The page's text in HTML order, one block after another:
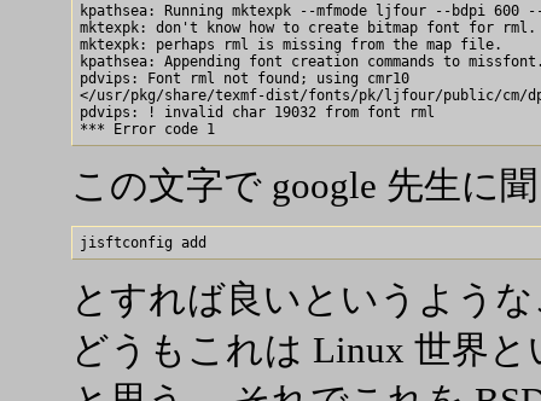
kpathsea: Running mktexpk --mfmode ljfour --bdpi 600
mktexpk: don't know how to create bitmap font for rml.
mktexpk: perhaps rml is missing from the map file.
kpathsea: Appending font creation commands to
pdvips: Font rml not found; using cmr10
</usr/pkg/share/texmf-dist/fonts/pk/ljfour/public/cm/
pdvips: ! invalid char 19032 from font rml
この文字で google 先生に
とすれば良いというよう
どうもこれは Linux 世界